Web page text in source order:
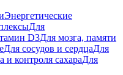
Энергетические
Для
D3Для мозга, памяти
Для сосудов и сердцаДля
и контроля сахараДля